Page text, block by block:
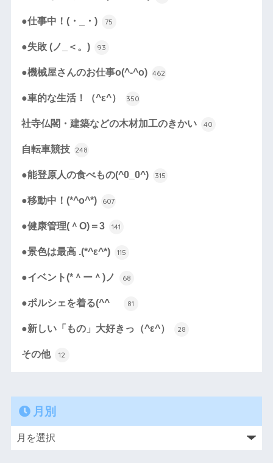
●仕事中！(・_・) 75
●失敗 (ノ_＜。) 93
●機械屋さんのお仕事o(^-^o) 462
●車的な生活！（^ε^） 350
社寺仏閣・建築などの木材加工のきかい 40
自転車競技 248
●能登原人の食べもの(^0_0^) 315
●移動中！(*^o^*) 607
●健康管理(＾O)＝3 141
●景色は最高 .(*^ε^*) 115
●イベント(*＾ー＾)ノ 68
●ポルシェを着る(^^ゞ 81
●新しい「もの」大好きっ（^ε^） 28
その他 12
月別